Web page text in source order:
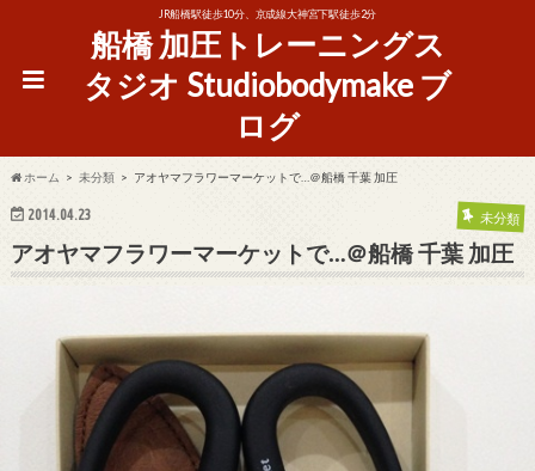
JR船橋駅徒歩10分、京成線大神宮下駅徒歩2分
船橋 加圧トレーニングス
タジオ Studiobodymake ブ
ログ
ホーム 未分類 アオヤマフラワーマーケットで…＠船橋 千葉 加圧
2014.04.23 未分類
アオヤマフラワーマーケットで…＠船橋 千葉 加圧